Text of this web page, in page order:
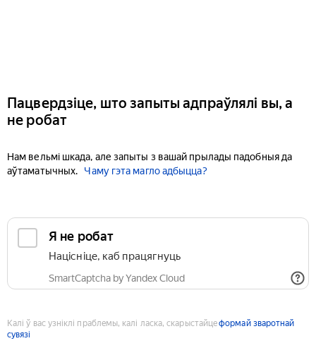
Пацвердзіце, што запыты адпраўлялі вы, а
не робат
Нам вельмі шкада, але запыты з вашай прылады падобныя да
аўтаматычных.
Чаму гэта магло адбыцца?
Я не робат
Націсніце, каб працягнуць
SmartCaptcha by Yandex Cloud
Калі ў вас узніклі праблемы, калі ласка, скарыстайцеформай зваротнай
сувязі